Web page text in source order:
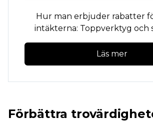
Hur man erbjuder rabatter
intäkterna: Toppverktyg och
Läs mer
Förbättra